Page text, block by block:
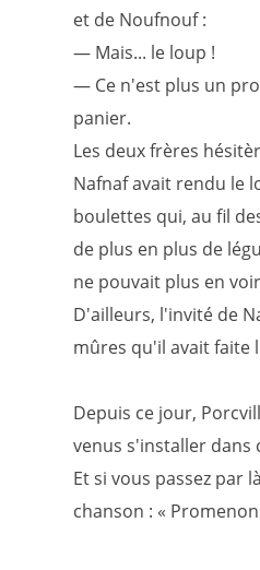
et de Noufnouf :
— Mais... le loup !
— Ce n'est plus un
panier.
Les deux frères
Nafnaf avait rendu le
boulettes qui, au fil
de plus en plus de
ne pouvait plus en
D'ailleurs, l'invité de
mûres qu'il avait faite
Depuis ce jour,
venus s'installer dans
Et si vous passez par
chanson : «